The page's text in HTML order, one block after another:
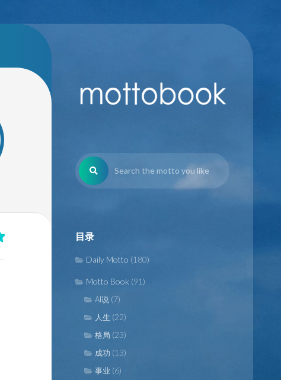
目录
Daily Motto (180)
Motto Book (91)
AI说(7)
人生 (22)
格局 (23)
成功 (13)
事业 (6)